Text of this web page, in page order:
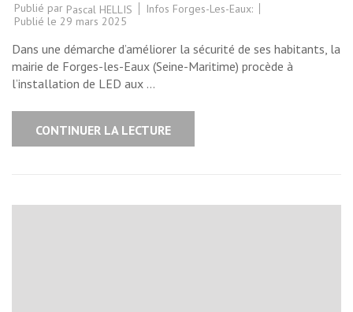
Publié par Pascal HELLIS
Infos Forges-Les-Eaux:
Publié le 29 mars 2025
Dans une démarche d’améliorer la sécurité de ses habitants, la
mairie de Forges-les-Eaux (Seine-Maritime) procède à
l’installation de LED aux …
CONTINUER LA LECTURE